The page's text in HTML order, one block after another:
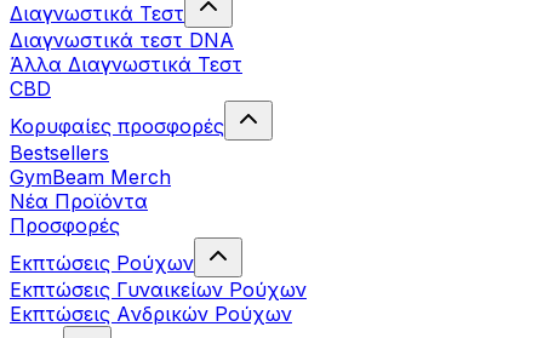
Διαγνωστικά Τεστ
Διαγνωστικά τεστ DNA
Άλλα Διαγνωστικά Τεστ
CBD
Κορυφαίες προσφορές
Bestsellers
GymBeam Merch
Νέα Προϊόντα
Προσφορές
Εκπτώσεις Ρούχων
Εκπτώσεις Γυναικείων Ρούχων
Εκπτώσεις Aνδρικών Ρούχων